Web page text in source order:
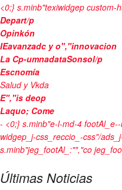
<0;} s.minb"texiwidgep custom-
Depart/p
Opinkón
IEavanzadc y o","innovacion
La Cp-umnadataSonsol/p
Escnomía
Salud y Vkda
E","is deop
Laquo; Come
- <0;} s.minb"e-l-md-4
widgep_j-css_reccio_-css"/
s.minb"jeg_footAl_:"","co
Últimas Noticias